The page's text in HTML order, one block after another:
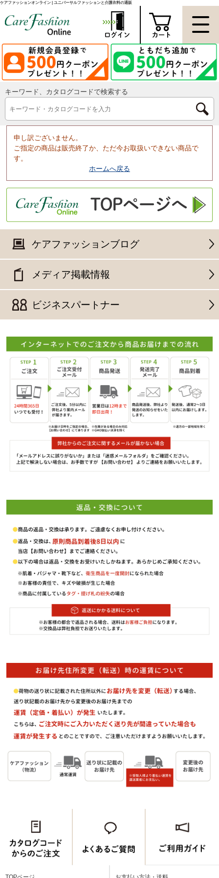
ケアファッションオンライン | ユニバーサルファッションと介護衣料の通販
キーワード、カタログコードで検索する
申し訳ございません。
ご指定の商品は販売終了か、ただ今お取扱いできない商品で
す。
ホームへ戻る
ケアファッションブログ
メディア掲載情報
ビジネスパートナー